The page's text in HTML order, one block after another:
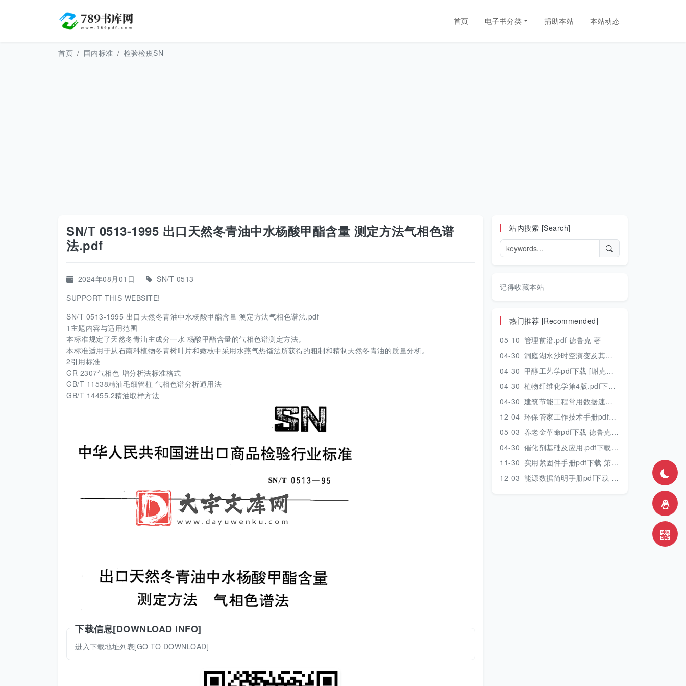
首页 电子书分类 捐助本站 本站动态
首页 国内标准 检验检疫SN
SN/T 0513-1995 出口天然冬青油中水杨酸甲酯含量 测定方法气相色谱
法.pdf
2024年08月01日
SN/T 0513
SUPPORT THIS WEBSITE!
SN/T 0513-1995 出口天然冬青油中水杨酸甲酯含量 测定方法气相色谱法.pdf
1主题内容与适用范围
本标准规定了天然冬青油主成分一水 杨酸甲酯含量的气相色谱测定方法。
本标准适用于从石南科植物冬青树叶片和嫩枝中采用水燕气热馏法所获得的粗制和精制天然冬青油的质量分析。
2引用标准
GR 2307气相色 增分析法标准格式
GB/T 11538精油毛细管柱 气相色谱分析通用法
GB/T 14455.2精油取样方法
下载信息[DOWNLOAD INFO]
进入下载地址列表[GO TO DOWNLOAD]
站内搜索 [Search]
记得收藏本站
热门推荐 [Recommended]
05-10 管理前沿.pdf 德鲁克 著
04-30 洞庭湖水沙时空演变及其对水资源安全的影响研究.pdf 胡光伟 著 2017年版
04-30 甲醇工艺学pdf下载 [谢克昌 房鼎业主编] 2010年版
04-30 植物纤维化学第4版.pdf下载 [裴继诚主编] 2012年版
04-30 建筑节能工程常用数据速查手册.pdf下载 [陈慢勤著] 2010年版
12-04 环保管家工作技术手册pdf下载 2019年版
05-03 养老金革命pdf下载 德鲁克 著
04-30 催化剂基础及应用.pdf下载 [季生福 张谦温 赵彬侠编] 2011年版
11-30 实用紧固件手册pdf下载 第三版 2018年版
12-03 能源数据简明手册pdf下载 2017版